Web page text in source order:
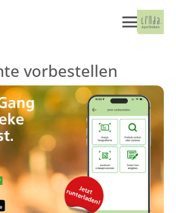
vorbestellen